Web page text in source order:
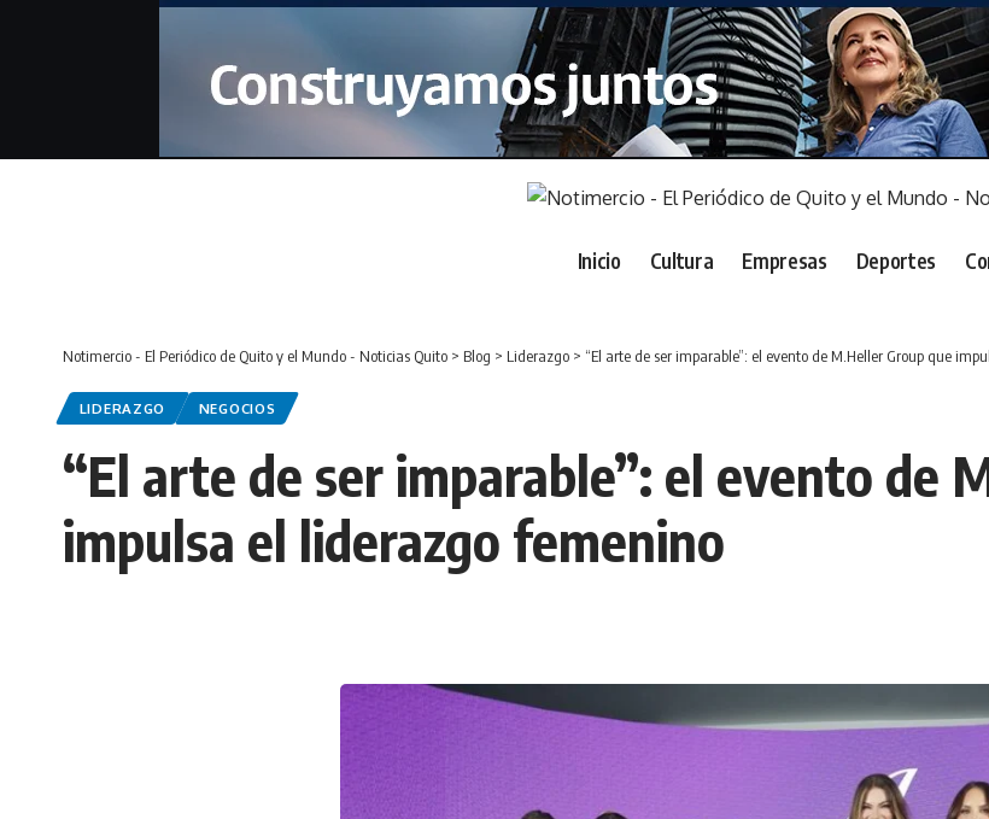
Inicio Cultura Empresas Deportes
Notimercio - El Periódico de Quito y el Mundo - Noticias Quito > Blog > Liderazgo > “El arte de ser imparable”: el evento de M.Heller Group que
LIDERAZGO NEGOCIOS
“El arte de ser imparable”: el evento de
impulsa el liderazgo femenino